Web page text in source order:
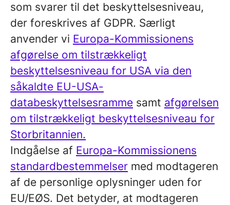
som svarer til det beskyttelsesniveau,
der foreskrives af GDPR. Særligt
anvender vi Europa-Kommissionens
afgørelse om tilstrækkeligt
beskyttelsesniveau for USA via den
såkaldte EU-USA-
databeskyttelsesramme samt afgørelsen
om tilstrækkeligt beskyttelsesniveau for
Storbritannien.
Indgåelse af Europa-Kommissionens
standardbestemmelser med modtageren
af de personlige oplysninger uden for
EU/EØS. Det betyder, at modtageren